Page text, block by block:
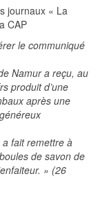
journaux « La
CAP
le communiqué
Namur a reçu, au
produit d’une
après une
fait remettre à
de savon de
» (26